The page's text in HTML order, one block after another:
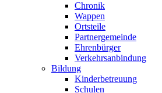
Chronik
Wappen
Ortsteile
Partnergemeinde
Ehrenbürger
Verkehrsanbindung
Bildung
Kinderbetreuung
Schulen